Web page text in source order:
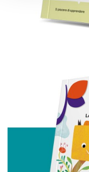
modificare o ritirare
dalla Dichiarazione
analizzare il nostro
informazioni sul
nostri partner che si
pubblicità e social
con altre
raccolto dal suo